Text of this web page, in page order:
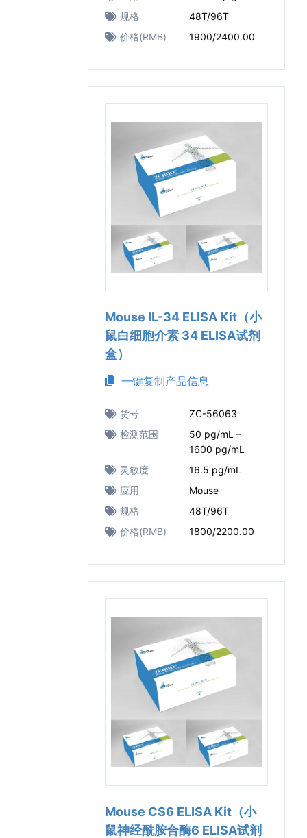
规格
48T/96T
价格(RMB)
1900/2400.00
Mouse IL-34 ELISA Kit（小
鼠白细胞介素 34 ELISA试剂
盒）
一键复制产品信息
货号
ZC-56063
检测范围
50 pg/mL –
1600 pg/mL
灵敏度
16.5 pg/mL
应用
Mouse
规格
48T/96T
价格(RMB)
1800/2200.00
Mouse CS6 ELISA Kit（小
鼠神经酰胺合酶6 ELISA试剂